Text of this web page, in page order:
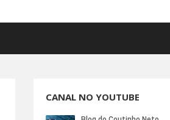
CANAL NO YOUTUBE